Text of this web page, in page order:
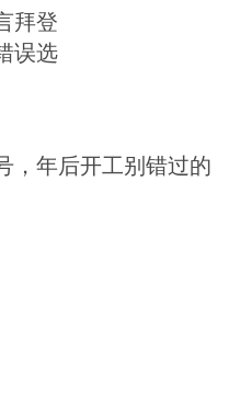
拜登
误选
，年后开工别错过的